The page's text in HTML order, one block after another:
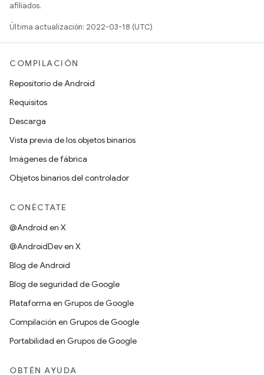
afiliados.
Última actualización: 2022-03-18 (UTC)
COMPILACIÓN
Repositorio de Android
Requisitos
Descarga
Vista previa de los objetos binarios
Imágenes de fábrica
Objetos binarios del controlador
CONÉCTATE
@Android en X
@AndroidDev en X
Blog de Android
Blog de seguridad de Google
Plataforma en Grupos de Google
Compilación en Grupos de Google
Portabilidad en Grupos de Google
OBTÉN AYUDA